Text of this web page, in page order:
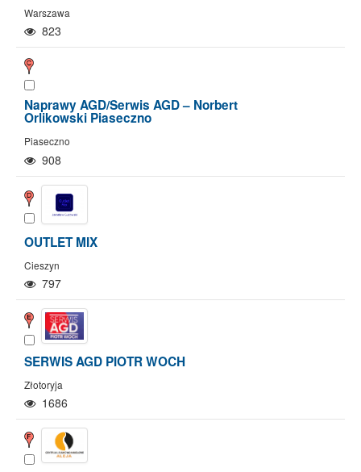
Pokaż/Ukryj mapę
Warszawa
823
Naprawy AGD/Serwis AGD – Norbert
Orlikowski Piaseczno
Piaseczno
908
OUTLET MIX
Cieszyn
797
SERWIS AGD PIOTR WOCH
Złotoryja
1686